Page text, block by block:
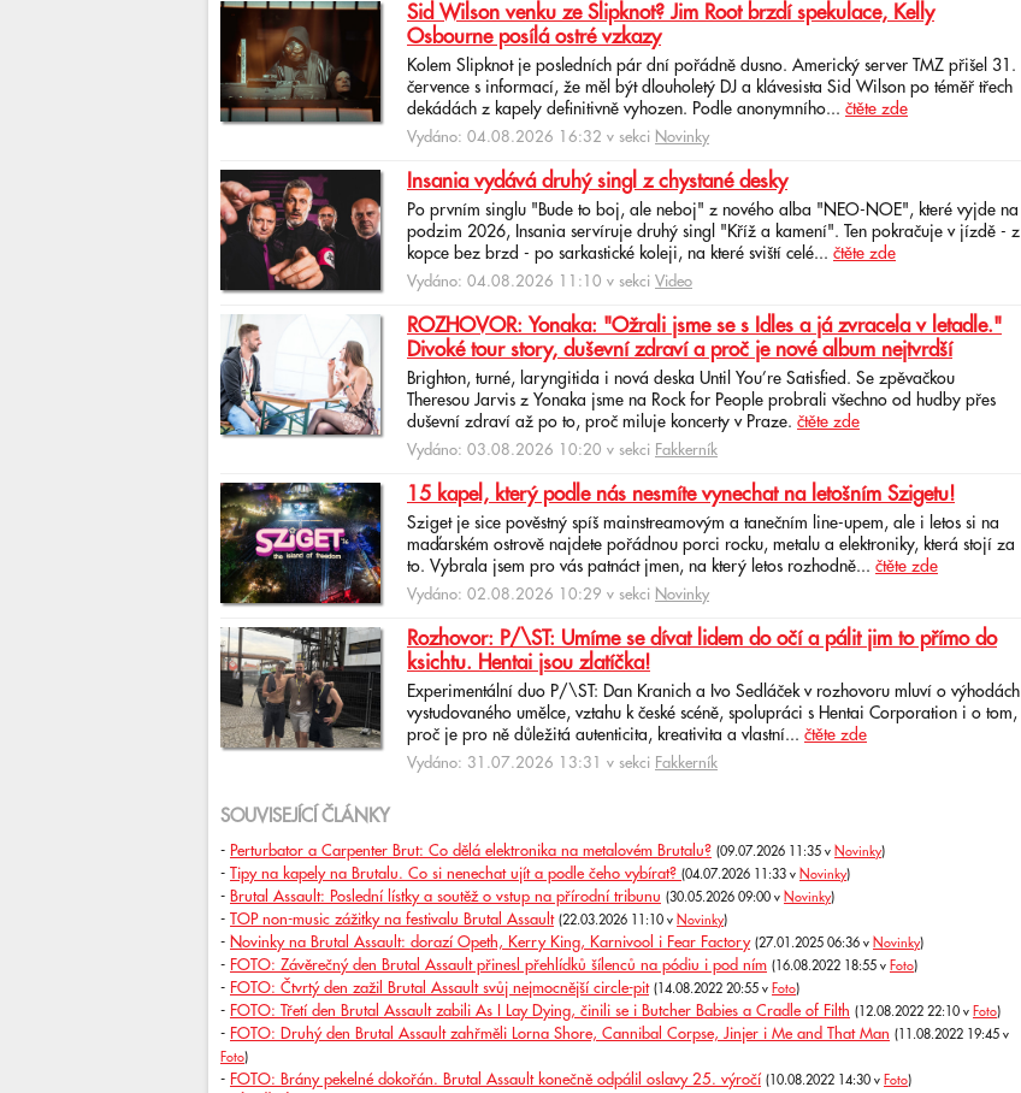
Sid Wilson venku ze Slipknot? Jim Root brzdí spekulace, Kelly
Osbourne posílá ostré vzkazy
Kolem Slipknot je posledních pár dní pořádně dusno. Americký server TMZ přišel 31.
července s informací, že měl být dlouholetý DJ a klávesista Sid Wilson po téměř třech
dekádách z kapely definitivně vyhozen. Podle anonymního... čtěte zde
Vydáno: 04.08.2026 16:32 v sekci Novinky
Insania vydává druhý singl z chystané desky
Po prvním singlu "Bude to boj, ale neboj" z nového alba "NEO-NOE", které vyjde na
podzim 2026, Insania servíruje druhý singl "Kříž a kamení". Ten pokračuje v jízdě - z
kopce bez brzd - po sarkastické koleji, na které sviští celé... čtěte zde
Vydáno: 04.08.2026 11:10 v sekci Video
ROZHOVOR: Yonaka: "Ožrali jsme se s Idles a já zvracela v letadle."
Divoké tour story, duševní zdraví a proč je nové album nejtvrdší
Brighton, turné, laryngitida i nová deska Until You’re Satisfied. Se zpěvačkou
Theresou Jarvis z Yonaka jsme na Rock for People probrali všechno od hudby přes
duševní zdraví až po to, proč miluje koncerty v Praze. čtěte zde
Vydáno: 03.08.2026 10:20 v sekci Fakkerník
15 kapel, který podle nás nesmíte vynechat na letošním Szigetu!
Sziget je sice pověstný spíš mainstreamovým a tanečním line-upem, ale i letos si na
maďarském ostrově najdete pořádnou porci rocku, metalu a elektroniky, která stojí za
to. Vybrala jsem pro vás patnáct jmen, na který letos rozhodně... čtěte zde
Vydáno: 02.08.2026 10:29 v sekci Novinky
Rozhovor: P/\ST: Umíme se dívat lidem do očí a pálit jim to přímo do
ksichtu. Hentai jsou zlatíčka!
Experimentální duo P/\ST: Dan Kranich a Ivo Sedláček v rozhovoru mluví o výhodách
vystudovaného umělce, vztahu k české scéně, spolupráci s Hentai Corporation i o tom,
proč je pro ně důležitá autenticita, kreativita a vlastní... čtěte zde
Vydáno: 31.07.2026 13:31 v sekci Fakkerník
SOUVISEJÍCÍ ČLÁNKY
- Perturbator a Carpenter Brut: Co dělá elektronika na metalovém Brutalu? (09.07.2026 11:35 v Novinky)
- Tipy na kapely na Brutalu. Co si nenechat ujít a podle čeho vybírat? (04.07.2026 11:33 v Novinky)
- Brutal Assault: Poslední lístky a soutěž o vstup na přírodní tribunu (30.05.2026 09:00 v Novinky)
- TOP non-music zážitky na festivalu Brutal Assault (22.03.2026 11:10 v Novinky)
- Novinky na Brutal Assault: dorazí Opeth, Kerry King, Karnivool i Fear Factory (27.01.2025 06:36 v Novinky)
- FOTO: Závěrečný den Brutal Assault přinesl přehlídků šílenců na pódiu i pod ním (16.08.2022 18:55 v Foto)
- FOTO: Čtvrtý den zažil Brutal Assault svůj nejmocnější circle-pit (14.08.2022 20:55 v Foto)
- FOTO: Třetí den Brutal Assault zabili As I Lay Dying, činili se i Butcher Babies a Cradle of Filth (12.08.2022 22:10 v Foto)
- FOTO: Druhý den Brutal Assault zahřměli Lorna Shore, Cannibal Corpse, Jinjer i Me and That Man (11.08.2022 19:45 v
Foto)
- FOTO: Brány pekelné dokořán. Brutal Assault konečně odpálil oslavy 25. výročí (10.08.2022 14:30 v Foto)